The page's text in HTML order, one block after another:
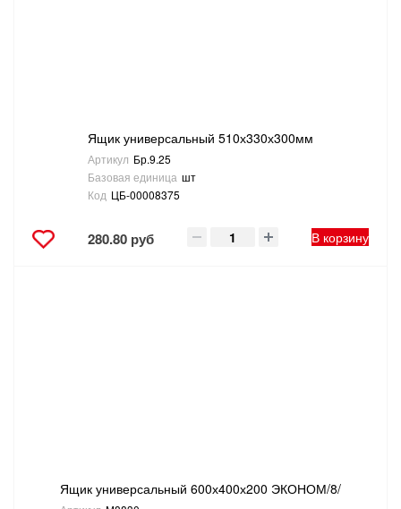
Ящик универсальный 510х330х300мм
Артикул Бр.9.25
Базовая единица шт
Код ЦБ-00008375
280.80 руб В корзину
Ящик универсальный 600х400х200 ЭКОНОМ/8/